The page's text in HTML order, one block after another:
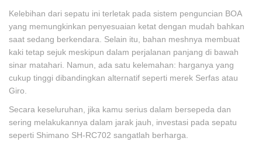
Kelebihan dari sepatu ini terletak pada sistem penguncian BOA
yang memungkinkan penyesuaian ketat dengan mudah bahkan
saat sedang berkendara. Selain itu, bahan meshnya membuat
kaki tetap sejuk meskipun dalam perjalanan panjang di bawah
sinar matahari. Namun, ada satu kelemahan: harganya yang
cukup tinggi dibandingkan alternatif seperti merek Serfas atau
Giro.
Secara keseluruhan, jika kamu serius dalam bersepeda dan
sering melakukannya dalam jarak jauh, investasi pada sepatu
seperti Shimano SH-RC702 sangatlah berharga.